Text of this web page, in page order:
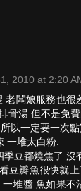
2010 at 2:20
老闆娘服務也很
骨湯 但不是免
以一定要一次
一堆太白粉.
豆都燒焦了 沒
豆瓣魚很快就
堆醬 魚如果不